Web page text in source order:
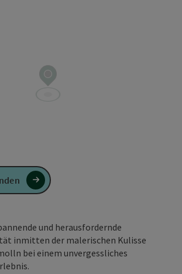
und herausfordernde
inmitten der malerischen Kulisse
bei einem unvergessliches